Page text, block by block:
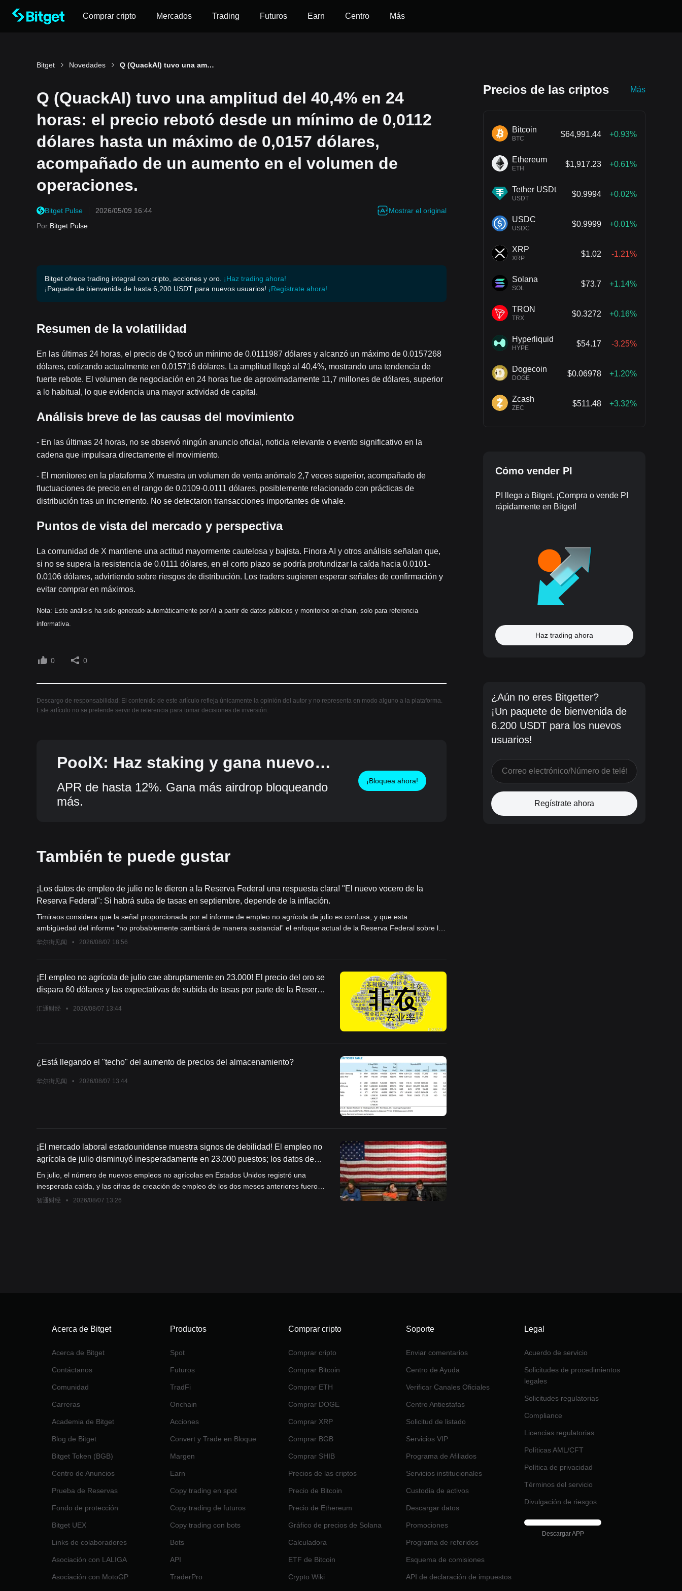
Comprar cripto Mercados Trading Futuros Earn Centro Más
Bitget Novedades Q (QuackAI) tuvo una amplitud del 40,4% en 24 horas: el precio rebotó desde un mínimo de 0,0112 dólares hasta un máximo de 0,0157 dólares, acompañado de un aumento en el volumen de operaciones.
Q (QuackAI) tuvo una amplitud del 40,4% en 24
horas: el precio rebotó desde un mínimo de 0,0112
dólares hasta un máximo de 0,0157 dólares,
acompañado de un aumento en el volumen de
operaciones.
Bitget Pulse 2026/05/09 16:44
Mostrar el original
Por:Bitget Pulse
Bitget ofrece trading integral con cripto, acciones y oro. ¡Haz trading ahora!
¡Paquete de bienvenida de hasta 6,200 USDT para nuevos usuarios! ¡Regístrate ahora!
Resumen de la volatilidad
En las últimas 24 horas, el precio de Q tocó un mínimo de 0.0111987 dólares y alcanzó un máximo de 0.0157268
dólares, cotizando actualmente en 0.015716 dólares. La amplitud llegó al 40,4%, mostrando una tendencia de
fuerte rebote. El volumen de negociación en 24 horas fue de aproximadamente 11,7 millones de dólares, superior
a lo habitual, lo que evidencia una mayor actividad de capital.
Análisis breve de las causas del movimiento
- En las últimas 24 horas, no se observó ningún anuncio oficial, noticia relevante o evento significativo en la
cadena que impulsara directamente el movimiento.
- El monitoreo en la plataforma X muestra un volumen de venta anómalo 2,7 veces superior, acompañado de
fluctuaciones de precio en el rango de 0.0109-0.0111 dólares, posiblemente relacionado con prácticas de
distribución tras un incremento. No se detectaron transacciones importantes de whale.
Puntos de vista del mercado y perspectiva
La comunidad de X mantiene una actitud mayormente cautelosa y bajista. Finora AI y otros análisis señalan que,
si no se supera la resistencia de 0.0111 dólares, en el corto plazo se podría profundizar la caída hacia 0.0101-
0.0106 dólares, advirtiendo sobre riesgos de distribución. Los traders sugieren esperar señales de confirmación y
evitar comprar en máximos.
Nota: Este análisis ha sido generado automáticamente por AI a partir de datos públicos y monitoreo on-chain, solo para referencia
informativa.
0 0
Descargo de responsabilidad: El contenido de este artículo refleja únicamente la opinión del autor y no representa en modo alguno a la plataforma.
Este artículo no se pretende servir de referencia para tomar decisiones de inversión.
PoolX: Haz staking y gana nuevos
tokens.
APR de hasta 12%. Gana más airdrop bloqueando
más.
¡Bloquea ahora!
También te puede gustar
¡Los datos de empleo de julio no le dieron a la Reserva Federal una respuesta clara! "El nuevo vocero de la
Reserva Federal": Si habrá suba de tasas en septiembre, depende de la inflación.
Timiraos considera que la señal proporcionada por el informe de empleo no agrícola de julio es confusa, y que esta
ambigüedad del informe “no probablemente cambiará de manera sustancial” el enfoque actual de la Reserva Federal sobre la
inflación. Si los datos de inflación futuros son moderados, la Reserva tendrá más razones para mantener las tasas sin cambios;
pueden encontrar argumentos para respaldar su posición.
华尔街见闻 • 2026/08/07 18:56
¡El empleo no agrícola de julio cae abruptamente en 23.000! El precio del oro se
dispara 60 dólares y las expectativas de subida de tasas por parte de la Reserva
汇通财经 • 2026/08/07 13:44
¿Está llegando el "techo" del aumento de precios del almacenamiento?
华尔街见闻 • 2026/08/07 13:44
¡El mercado laboral estadounidense muestra signos de debilidad! El empleo no
agrícola de julio disminuyó inesperadamente en 23.000 puestos; los datos de
mayo y junio fueron significativamente revisados a la baja y las expectativas de
suba de tasas por parte de la Reserva Federal se enfrían.
En julio, el número de nuevos empleos no agrícolas en Estados Unidos registró una
inesperada caída, y las cifras de creación de empleo de los dos meses anteriores fueron
revisadas significativamente a la baja, lo que indica que el mercado laboral
智通财经 • 2026/08/07 13:26
Precios de las criptos Más
Bitcoin
BTC
$64,991.44 +0.93%
Ethereum
ETH
$1,917.23 +0.61%
Tether USDt
USDT
$0.9994 +0.02%
USDC
USDC
$0.9999 +0.01%
XRP
XRP
$1.02 -1.21%
Solana
SOL
$73.7 +1.14%
TRON
TRX
$0.3272 +0.16%
Hyperliquid
HYPE
$54.17 -3.25%
Dogecoin
DOGE
$0.06978 +1.20%
Zcash
ZEC
$511.48 +3.32%
Cómo vender PI
PI llega a Bitget. ¡Compra o vende PI
rápidamente en Bitget!
Haz trading ahora
¿Aún no eres Bitgetter?
¡Un paquete de bienvenida de
6.200 USDT para los nuevos
usuarios!
Regístrate ahora
Acerca de Bitget
Acerca de Bitget
Contáctanos
Comunidad
Carreras
Academia de Bitget
Blog de Bitget
Bitget Token (BGB)
Centro de Anuncios
Prueba de Reservas
Fondo de protección
Bitget UEX
Links de colaboradores
Asociación con LALIGA
Asociación con MotoGP
Productos
Spot
Futuros
TradFi
Onchain
Acciones
Convert y Trade en Bloque
Margen
Earn
Copy trading en spot
Copy trading de futuros
Copy trading con bots
Bots
API
TraderPro
Comprar cripto
Comprar cripto
Comprar Bitcoin
Comprar ETH
Comprar DOGE
Comprar XRP
Comprar BGB
Comprar SHIB
Precios de las criptos
Precio de Bitcoin
Precio de Ethereum
Gráfico de precios de Solana
Calculadora
ETF de Bitcoin
Crypto Wiki
Soporte
Enviar comentarios
Centro de Ayuda
Verificar Canales Oficiales
Centro Antiestafas
Solicitud de listado
Servicios VIP
Programa de Afiliados
Servicios institucionales
Custodia de activos
Descargar datos
Promociones
Programa de referidos
Esquema de comisiones
API de declaración de impuestos
Legal
Acuerdo de servicio
Solicitudes de procedimientos
legales
Solicitudes regulatorias
Compliance
Licencias regulatorias
Políticas AML/CFT
Política de privacidad
Términos del servicio
Divulgación de riesgos
Descargar APP